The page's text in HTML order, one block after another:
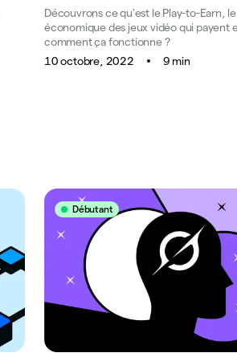
Découvrons ce qu'est le Play-to-Earn,
économique des jeux vidéo qui payent
comment ça fonctionne ?
10 octobre, 2022
9 min
Débutant